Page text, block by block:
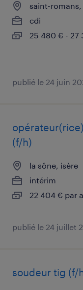
saint-romans,
cdi
25 480 € - 27
publié le 24 juin
(f/h)
la sône, isère
intérim
22 404 € par
publié le 24 juillet
soudeur tig (f/